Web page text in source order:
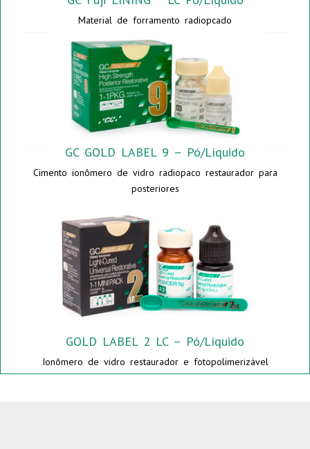
Material de forramento radiopcado
GC GOLD LABEL 9 – Pó/Líquido
Cimento ionômero de vidro radiopaco restaurador para
posteriores
GOLD LABEL 2 LC – Pó/Líquido
Ionômero de vidro restaurador e fotopolimerizável